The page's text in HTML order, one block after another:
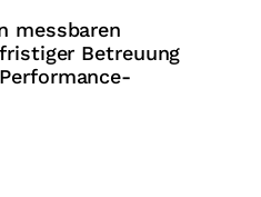
messbaren
Betreuung